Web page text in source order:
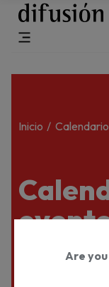
Inicio Calendario
Are